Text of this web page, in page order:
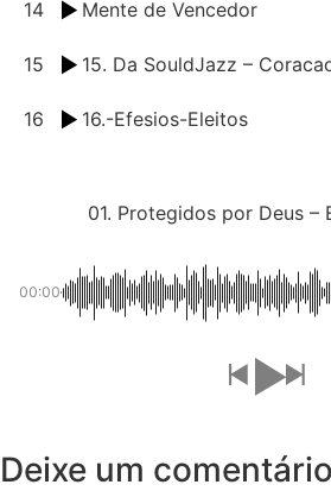
14 Mente de Vencedor
15 15. Da SouldJazz –
16 16.-Efesios-Eleitos
01. Protegidos por Deus –
00:00
Deixe um comentário